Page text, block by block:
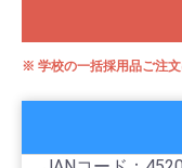
※ 学校の一括採用品ご注文